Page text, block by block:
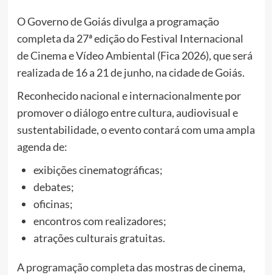
O Governo de Goiás divulga a programação
completa da 27ª edição do Festival Internacional
de Cinema e Vídeo Ambiental (Fica 2026), que será
realizada de 16 a 21 de junho, na cidade de Goiás.
Reconhecido nacional e internacionalmente por
promover o diálogo entre cultura, audiovisual e
sustentabilidade, o evento contará com uma ampla
agenda de:
exibições cinematográficas;
debates;
oficinas;
encontros com realizadores;
atrações culturais gratuitas.
Aprogramação completadas mostras de cinema,